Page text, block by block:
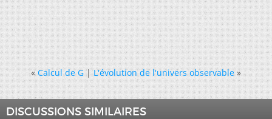
« Calcul de G|L'évolution de l'univers observable »
DISCUSSIONS SIMILAIRES